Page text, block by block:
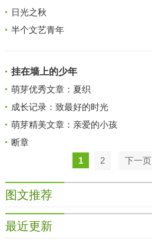
日光之秋
半个文艺青年
挂在墙上的少年
萌芽优秀文章：夏织
成长记录：致最好的时光
萌芽精美文章：亲爱的小孩
断章
1
2 下一页
图文推荐
最近更新